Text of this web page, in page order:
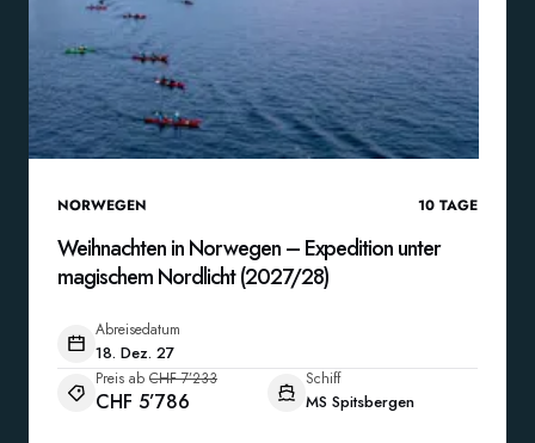
NORWEGEN 10 TAGE
Weihnachten in Norwegen – Expedition unter
magischem Nordlicht (2027/28)
Abreisedatum
18. Dez. 27
Preis ab CHF 7’233
CHF 5’786
Schiff
MS Spitsbergen